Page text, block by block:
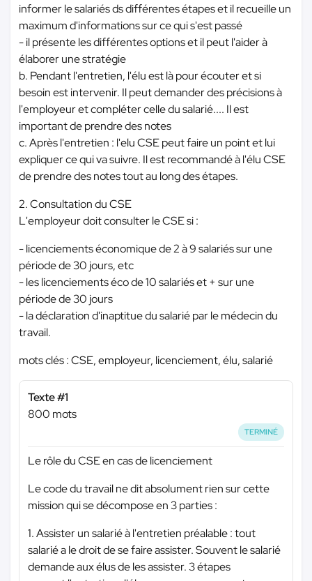
informer le salariés ds différentes étapes et il recueille un
maximum d'informations sur ce qui s'est passé
- il présente les différentes options et il peut l'aider à
élaborer une stratégie
b. Pendant l'entretien, l'élu est là pour écouter et si
besoin est intervenir. Il peut demander des précisions à
l'employeur et compléter celle du salarié.... Il est
important de prendre des notes
c. Après l'entretien : l'elu CSE peut faire un point et lui
expliquer ce qui va suivre. Il est recommandé à l'élu CSE
de prendre des notes tout au long des étapes.
2. Consultation du CSE
L'employeur doit consulter le CSE si :
- licenciements économique de 2 à 9 salariés sur une
période de 30 jours, etc
- les licenciements éco de 10 salariés et + sur une
période de 30 jours
- la déclaration d'inaptitue du salarié par le médecin du
travail.
mots clés : CSE, employeur, licenciement, élu, salarié
Texte #1
800 mots
TERMINÉ
Le rôle du CSE en cas de licenciement
Le code du travail ne dit absolument rien sur cette
mission qui se décompose en 3 parties :
1. Assister un salarié à l'entretien préalable : tout
salarié a le droit de se faire assister. Souvent le salarié
demande aux élus de les assister. 3 étapes